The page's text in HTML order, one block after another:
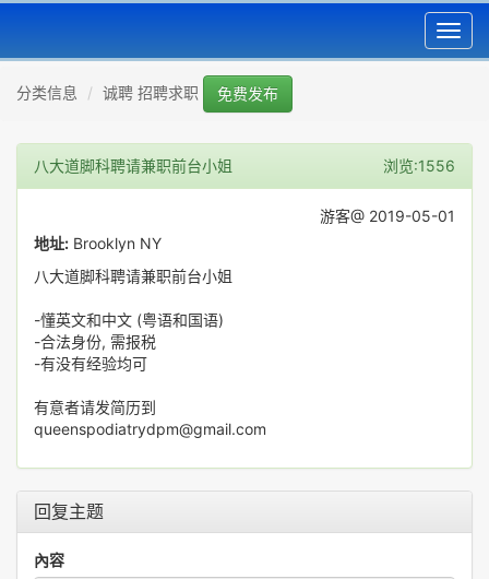
分类信息 诚聘 招聘求职 免费发布
八大道脚科聘请兼职前台小姐 浏览:1556
游客@ 2019-05-01
地址: Brooklyn NY
八大道脚科聘请兼职前台小姐
-懂英文和中文 (粤语和国语)
-合法身份, 需报税
-有没有经验均可
有意者请发简历到
queenspodiatrydpm@gmail.com
回复主题
內容